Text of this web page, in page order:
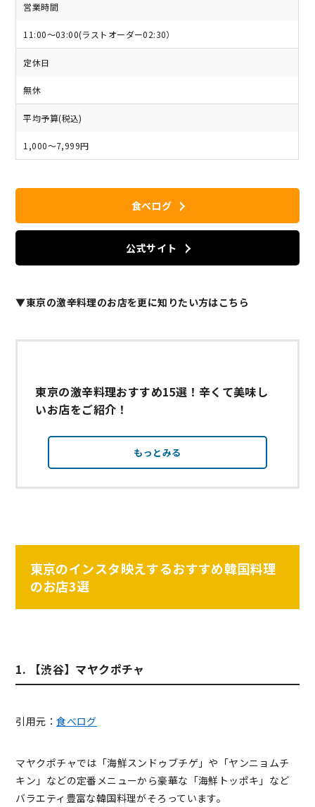
営業時間
11:00～03:00(ラストオーダー02:30）
定休日
無休
平均予算(税込)
1,000～7,999円
食べログ
公式サイト
▼東京の激辛料理のお店を更に知りたい方はこちら
東京の激辛料理おすすめ15選！辛くて美味し
いお店をご紹介！
もっとみる
東京のインスタ映えするおすすめ韓国料理
のお店3選
1. 【渋谷】マヤクポチャ
引用元：食べログ
マヤクポチャでは「海鮮スンドゥブチゲ」や「ヤンニョムチ
キン」などの定番メニューから豪華な「海鮮トッポキ」など
バラエティ豊富な韓国料理がそろっています。